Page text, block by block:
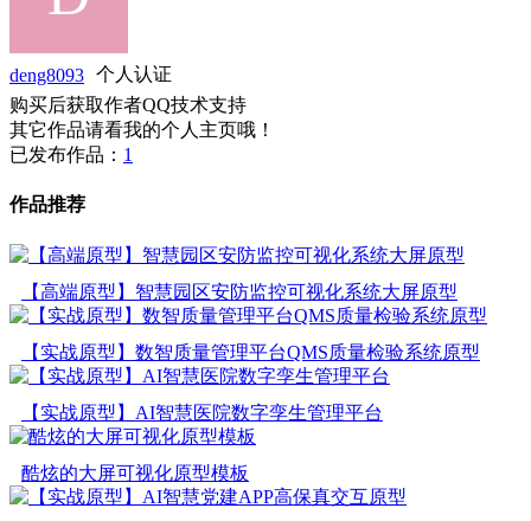
deng8093
个人认证
购买后获取作者QQ技术支持
其它作品请看我的个人主页哦！
已发布作品： 1
作品推荐
【高端原型】智慧园区安防监控可视化系统大屏原型
【实战原型】数智质量管理平台QMS质量检验系统原型
【实战原型】AI智慧医院数字孪生管理平台
酷炫的大屏可视化原型模板